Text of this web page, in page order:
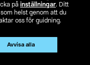
på inställningar. Ditt
helst genom att du
oss för guidning.
Avvisa alla